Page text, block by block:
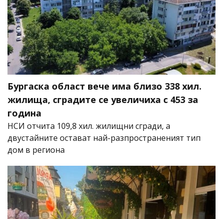
Бургаска област вече има близо 338 хил.
жилища, сградите се увеличиха с 453 за
година
НСИ отчита 109,8 хил. жилищни сгради, а
двустайните остават най-разпространеният тип
дом в региона